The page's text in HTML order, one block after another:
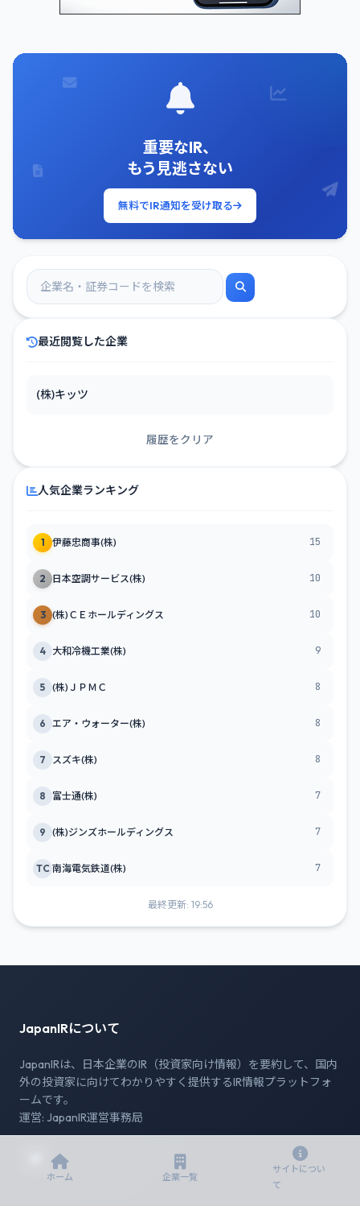
重要なIR、
もう見逃さない
無料でIR通知を受け取る
最近閲覧した企業
(株)キッツ
履歴をクリア
人気企業ランキング
1 伊藤忠商事(株) 15
2 日本空調サービス(株) 10
3 (株)ＣＥホールディングス 10
4 大和冷機工業(株) 9
5 (株)ＪＰＭＣ 8
6 エア・ウォーター(株) 8
7 スズキ(株) 8
8 富士通(株) 7
9 (株)ジンズホールディングス 7
TC 南海電気鉄道(株) 7
最終更新: 19:56
JapanIRについて
JapanIRは、日本企業のIR（投資家向け情報）を要約して、国内
外の投資家に向けてわかりやすく提供するIR情報プラットフォ
ームです。
運営: JapanIR運営事務局
ホーム 企業一覧
サイトについ
て